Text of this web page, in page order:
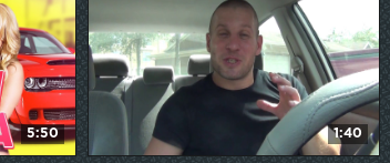
5:50 1:40